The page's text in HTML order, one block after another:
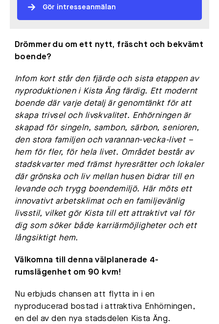
Gör intresseanmälan
Drömmer du om ett nytt, fräscht och bekvämt
boende?
Infom kort står den fjärde och sista etappen av
nyproduktionen i Kista Äng färdig. Ett modernt
boende där varje detalj är genomtänkt för att
skapa trivsel och livskvalitet. Enhörningen är
skapad för singeln, sambon, särbon, senioren,
den stora familjen och varannan-vecka-livet –
hem för fler, för hela livet. Området består av
stadskvarter med främst hyresrätter och lokaler
där grönska och liv mellan husen bidrar till en
levande och trygg boendemiljö. Här möts ett
innovativt arbetsklimat och en familjevänlig
livsstil, vilket gör Kista till ett attraktivt val för
dig som söker både karriärmöjligheter och ett
långsiktigt hem.
Välkomna till denna välplanerade 4-
rumslägenhet om 90 kvm!
Nu erbjuds chansen att flytta in i en
nyproducerad bostad i attraktiva Enhörningen,
en del av den nya stadsdelen Kista Äng.